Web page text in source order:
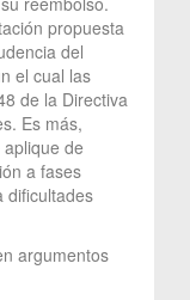
propuesta
del
el cual las
de la Directiva
Es más,
de
a fases
dificultades
argumentos